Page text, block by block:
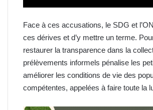
Face à ces accusations, le SDG et
ces dérives et d’y mettre un terme.
restaurer la transparence dans la
prélèvements informels pénalise les
améliorer les conditions de vie des
compétentes, appelées à faire toute la